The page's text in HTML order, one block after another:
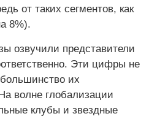
от таких сегментов, как
8%).
озвучили представители
Эти цифры не
их
волне глобализации
клубы и звездные